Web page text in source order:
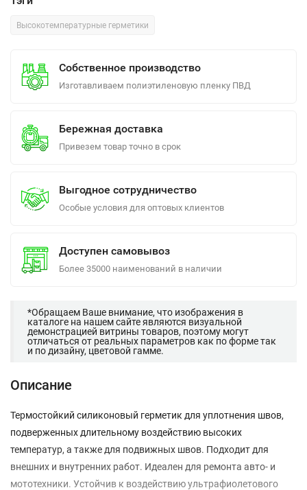
Высокотемпературные герметики
Собственное производство
Изготавливаем полиэтиленовую пленку ПВД
Бережная доставка
Привезем товар точно в срок
Выгодное сотрудничество
Особые условия для оптовых клиентов
Доступен самовывоз
Более 35000 наименований в наличии
*Обращаем Ваше внимание, что изображения в
каталоге на нашем сайте являются визуальной
демонстрацией витрины товаров, поэтому могут
отличаться от реальных параметров как по форме так
и по дизайну, цветовой гамме.
Описание
Термостойкий силиконовый герметик для уплотнения швов,
подверженных длительному воздействию высоких
температур, а также для подвижных швов. Подходит для
внешних и внутренних работ. Идеален для ремонта авто- и
мототехники. Устойчив к воздействию ультрафиолетового